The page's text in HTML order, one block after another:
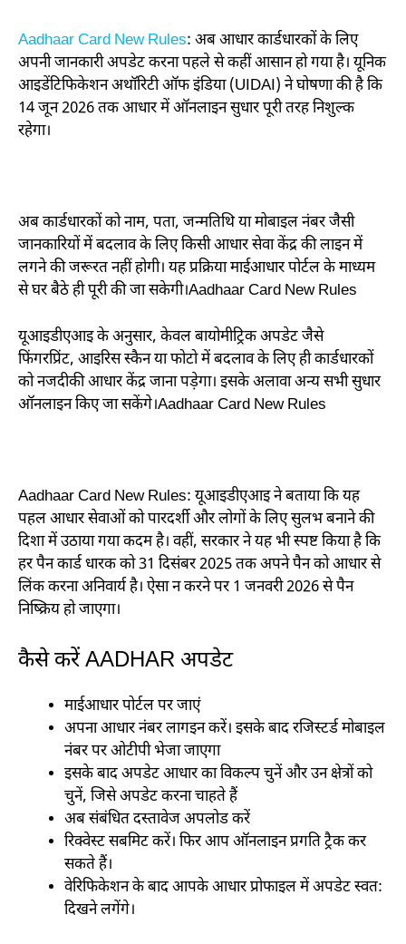
Aadhaar Card New Rules: अब आधार कार्डधारकों के लिए
अपनी जानकारी अपडेट करना पहले से कहीं आसान हो गया है। यूनिक
आइडेंटिफिकेशन अथॉरिटी ऑफ इंडिया (UIDAI) ने घोषणा की है कि
14 जून 2026 तक आधार में ऑनलाइन सुधार पूरी तरह निशुल्क
रहेगा।
अब कार्डधारकों को नाम, पता, जन्मतिथि या मोबाइल नंबर जैसी
जानकारियों में बदलाव के लिए किसी आधार सेवा केंद्र की लाइन में
लगने की जरूरत नहीं होगी। यह प्रक्रिया माईआधार पोर्टल के माध्यम
से घर बैठे ही पूरी की जा सकेगी।Aadhaar Card New Rules
यूआइडीएआइ के अनुसार, केवल बायोमीट्रिक अपडेट जैसे
फिंगरप्रिंट, आइरिस स्कैन या फोटो में बदलाव के लिए ही कार्डधारकों
को नजदीकी आधार केंद्र जाना पड़ेगा। इसके अलावा अन्य सभी सुधार
ऑनलाइन किए जा सकेंगे।Aadhaar Card New Rules
Aadhaar Card New Rules: यूआइडीएआइ ने बताया कि यह
पहल आधार सेवाओं को पारदर्शी और लोगों के लिए सुलभ बनाने की
दिशा में उठाया गया कदम है। वहीं, सरकार ने यह भी स्पष्ट किया है कि
हर पैन कार्ड धारक को 31 दिसंबर 2025 तक अपने पैन को आधार से
लिंक करना अनिवार्य है। ऐसा न करने पर 1 जनवरी 2026 से पैन
निष्क्रिय हो जाएगा।
कैसे करें AADHAR अपडेट
माईआधार पोर्टल पर जाएं
अपना आधार नंबर लागइन करें। इसके बाद रजिस्टर्ड मोबाइल
नंबर पर ओटीपी भेजा जाएगा
इसके बाद अपडेट आधार का विकल्प चुनें और उन क्षेत्रों को
चुनें, जिसे अपडेट करना चाहते हैं
अब संबंधित दस्तावेज अपलोड करें
रिक्वेस्ट सबमिट करें। फिर आप ऑनलाइन प्रगति ट्रैक कर
सकते हैं।
वेरिफिकेशन के बाद आपके आधार प्रोफाइल में अपडेट स्वत:
दिखने लगेंगे।